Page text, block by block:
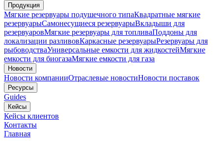
Продукция
Мягкие резервуары подушечного типаКвадратные мягкие
резервуарыСамонесущиеся резервуарыВкладыши для
резервуаровМягкие резервуары для топливаПоддоны для
локализации разливовКаркасные резервуарыРезервуары для
рыбоводстваУниверсальные емкости для жидкостейМягкие
емкости для биогазаМягкие емкости для газа
Новости
Новости компанииОтраслевые новостиНовости поставок
Ресурсы
Guides
Кейсы
Кейсы клиентов
Контакты
Главная